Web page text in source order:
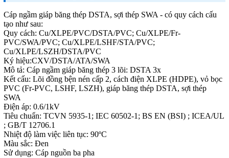
Cáp ngầm giáp băng thép DSTA, sợi thép SWA - có quy cách cấu
tạo như sau:
Quy cách: Cu/XLPE/PVC/DSTA/PVC; Cu/XLPE/Fr-
PVC/SWA/PVC; Cu/XLPE/LSHF/STA/PVC;
Cu/XLPE/LSZH/DSTA/PVC
Ký hiệu:CXV/DSTA/ATA/SWA
Mô tả: Cáp ngầm giáp băng thép 3 lõi: DSTA 3x
Kết cấu: Lõi đồng bện nén cấp 2, cách điện XLPE (HDPE), vỏ bọc
PVC (Fr-PVC, LSHF, LSZH), giáp băng thép DSTA, sợi thép
SWA
Điện áp: 0.6/1kV
Tiêu chuẩn: TCVN 5935-1; IEC 60502-1; BS EN (BSI) ; ICEA/UL
; GB/T 12706.1
Nhiệt độ làm việc liên tục: 90ºC
Màu sắc: Đen
Sử dụng: Cáp nguồn ba pha